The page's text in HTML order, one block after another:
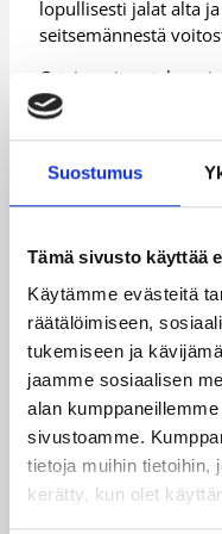
Suostumus
Tämä sivusto käyttää
Käytämme evästeitä
räätälöimiseen,
tukemiseen ja
jaamme sosiaalisen
alan
sivustoamme.
tietoja muihin tietoihin,
kerätty, kun olet
lopullisesti jalat alta
seitsemännestä
Catzin voiton
sekä tutusti
19 pistettä kerännyt
Lisätiedot:
Päivitetty
Henkilöt
Akilah Sims
Ashley Clark
Chandrea Jones